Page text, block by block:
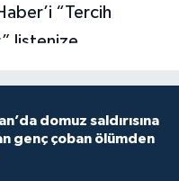
domuz saldırısına
genç çoban ölümden